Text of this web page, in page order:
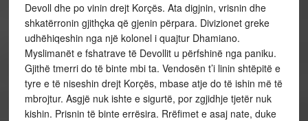
Devoll dhe po vinin drejt Korçës. Ata digjnin, vrisnin dhe
shkatërronin gjithçka që gjenin përpara. Divizionet greke
udhëhiqeshin nga një kolonel i quajtur Dhamiano.
Myslimanët e fshatrave të Devollit u përfshinë nga paniku.
Gjithë tmerri do të binte mbi ta. Vendosën t’i linin shtëpitë e
tyre e të niseshin drejt Korçës, mbase atje do të ishin më të
mbrojtur. Asgjë nuk ishte e sigurtë, por zgjidhje tjetër nuk
kishin. Prisnin të binte errësira. Rrëfimet e asaj nate, duke